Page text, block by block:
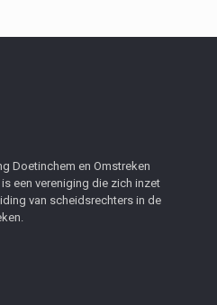
Doetinchem en Omstreken
een vereniging die zich inzet
van scheidsrechters in de